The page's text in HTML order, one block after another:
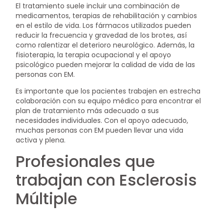
El tratamiento suele incluir una combinación de
medicamentos, terapias de rehabilitación y cambios
en el estilo de vida. Los fármacos utilizados pueden
reducir la frecuencia y gravedad de los brotes, así
como ralentizar el deterioro neurológico. Además, la
fisioterapia, la terapia ocupacional y el apoyo
psicológico pueden mejorar la calidad de vida de las
personas con EM.
Es importante que los pacientes trabajen en estrecha
colaboración con su equipo médico para encontrar el
plan de tratamiento más adecuado a sus
necesidades individuales. Con el apoyo adecuado,
muchas personas con EM pueden llevar una vida
activa y plena.
Profesionales que
trabajan con Esclerosis
Múltiple